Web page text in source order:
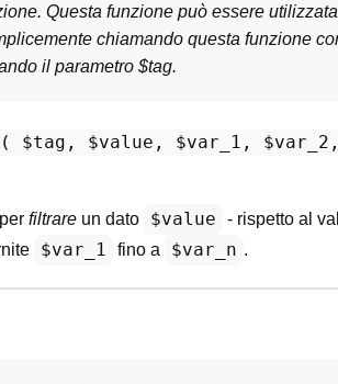
Questa funzione può essere
chiamando questa funzione
il parametro $tag.
$tag , $value , $var_1 , $var_2
per filtrare un dato $value
- rispetto al
$var_1 fino a $var_n .